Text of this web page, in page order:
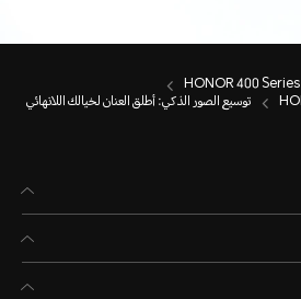
HONOR 400 Series
توسيع الصور الذكي: أطلق العنان لخيالك اللانهائي